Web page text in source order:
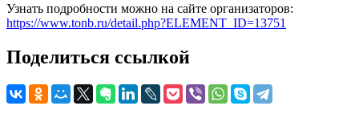
Узнать подробности можно на сайте организаторов:
https://www.tonb.ru/detail.php?ELEMENT_ID=13751
Поделиться ссылкой